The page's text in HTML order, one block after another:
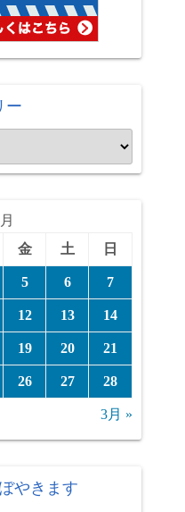
ー
金 土 日
5 6 7
12 13 14
19 20 21
26 27 28
3月 »
やきます